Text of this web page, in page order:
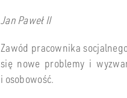
Jan Paweł II
Zawód pracownika
się nowe problemy i
i osobowość.